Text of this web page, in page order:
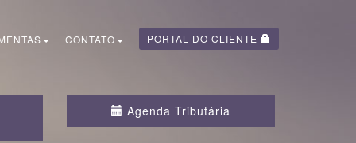
CONTATO PORTAL DO CLIENTE
Agenda Tributária